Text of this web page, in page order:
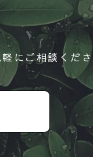
にご相談くだ